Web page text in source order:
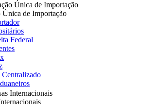
Única de Importação
Única de Importação
Federal
Centralizado
Internacionais